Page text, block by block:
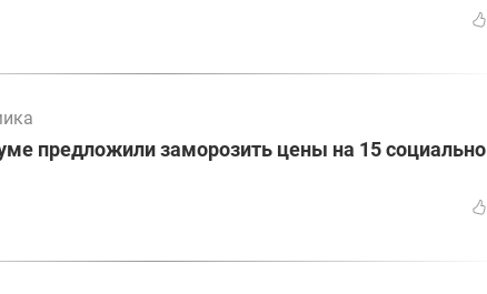
предложили заморозить цены на 15 социально